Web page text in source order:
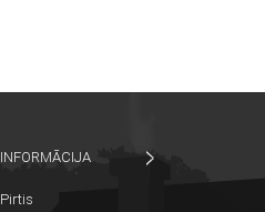
INFORMĀCIJA
Pirtis